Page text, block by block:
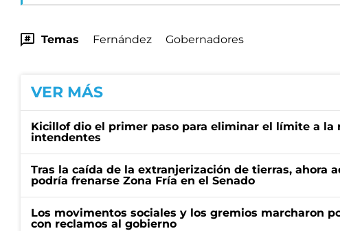
Temas Fernández Gobernadores
VER MÁS
Kicillof dio el primer paso para eliminar el límite a la
intendentes
Tras la caída de la extranjerización de tierras, ahora
podría frenarse Zona Fría en el Senado
Los movimentos sociales y los gremios marcharon
con reclamos al gobierno